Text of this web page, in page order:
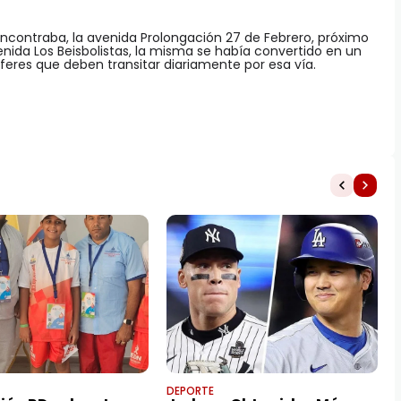
la avenida Prolongación 27 de Febrero, próximo
Los Beisbolistas, la misma se había convertido en un
que deben transitar diariamente por esa vía.
DEPORTE